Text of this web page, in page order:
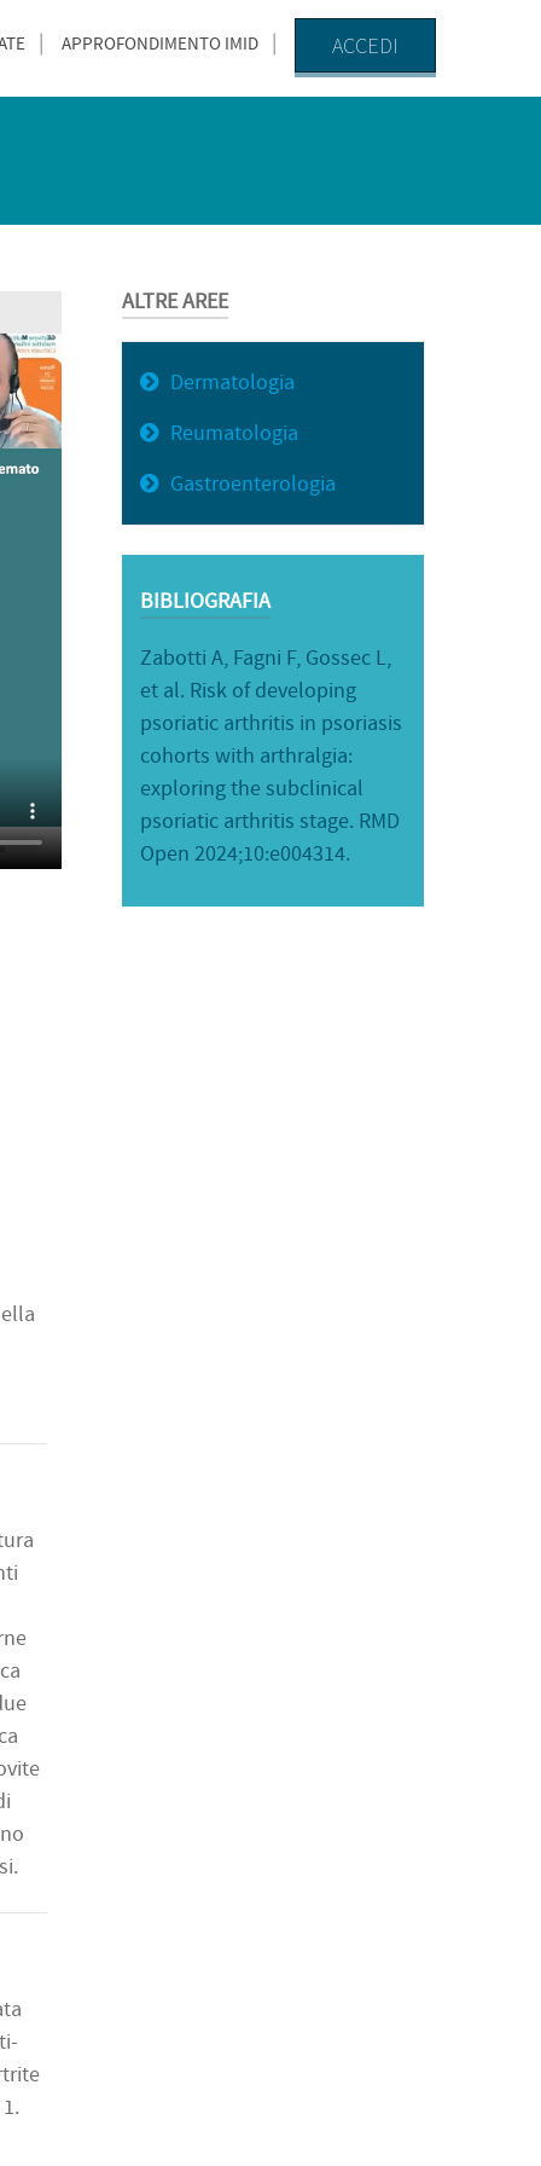
APPROFONDIMENTO IMID ACCEDI
ALTRE AREE
Dermatologia
Reumatologia
Gastroenterologia
BIBLIOGRAFIA
Zabotti A, Fagni F, Gossec L,
et al. Risk of developing
psoriatic arthritis in psoriasis
cohorts with arthralgia:
exploring the subclinical
psoriatic arthritis stage. RMD
Open 2024;10:e004314.